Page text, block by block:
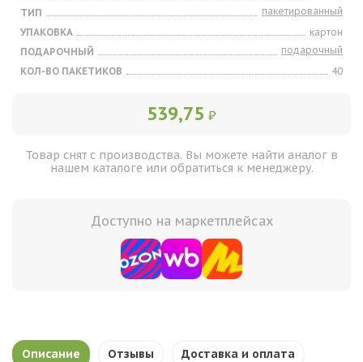
ТИП
пакетированный
УПАКОВКА
картон
ПОДАРОЧНЫЙ
подарочный
КОЛ-ВО ПАКЕТИКОВ
40
539,75 ₽
Товар снят с производства. Вы можете найти аналог в
нашем каталоге или обратиться к менеджеру.
Доступно на маркетплейсах
Описание Отзывы Доставка и оплата